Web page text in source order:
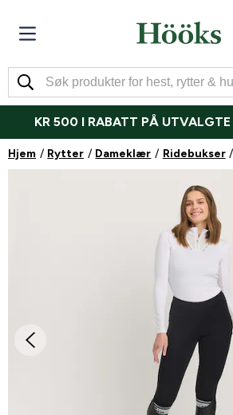
KR 500 I RABATT PÅ UTVALGTE
Hjem Rytter Dameklær Ridebukser